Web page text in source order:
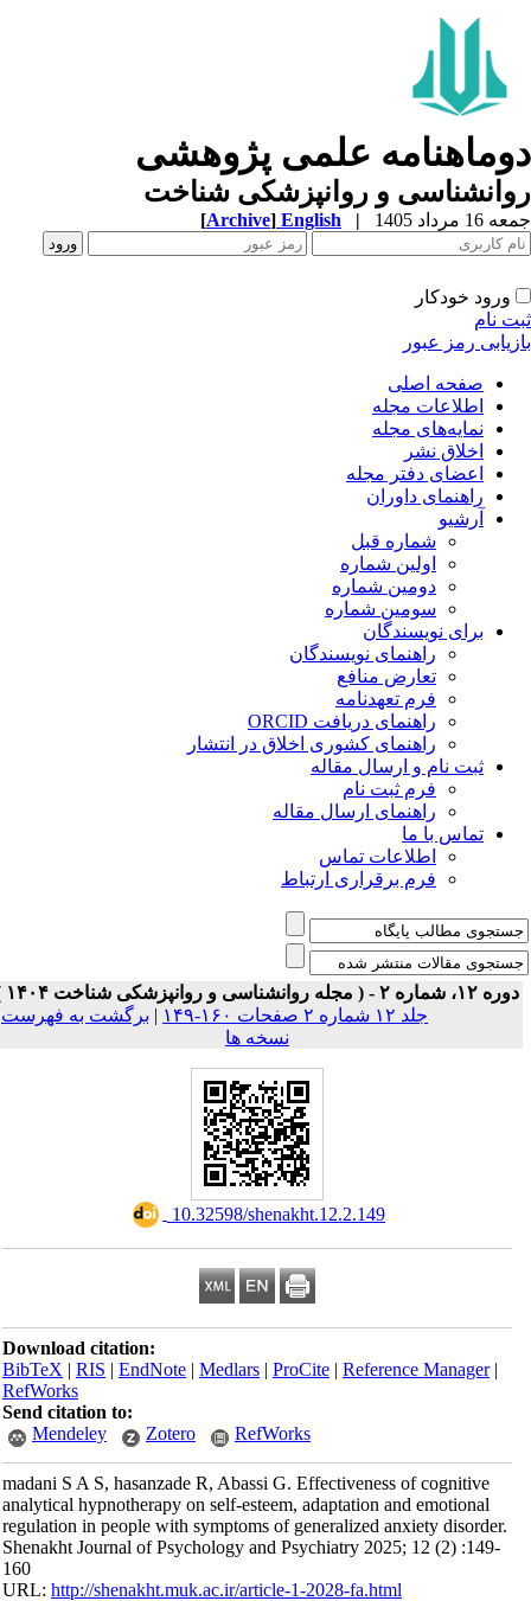
علمی پژوهشی
و روانپزشکی شناخت
مرداد 1405 |
English
[Archive]
ورود خودکار
نام
رمز عبور
صفحه اصلی
اطلاعات مجله
نمایه‌های مجله
اخلاق نشر
اعضای دفتر مجله
راهنمای داوران
آرشیو
شماره قبل
اولین شماره
دومین شماره
سومین شماره
برای نویسندگان
راهنمای نویسندگان
تعارض منافع
فرم تعهدنامه
راهنمای دریافت ORCID
راهنمای کشوری اخلاق در انتشار
ثبت نام و ارسال مقاله
فرم ثبت نام
راهنمای ارسال مقاله
تماس با ما
اطلاعات تماس
فرم برقراری ارتباط
شماره ۲ - ( مجله روانشناسی و روانپزشکی شناخت ۱۴۰۴ )
جلد ۱۲ شماره ۲ صفحات ۱۶۰-۱۴۹
| برگشت به فهرست
نسخه ها
‎ 10.32598/shenakht.12.2.149
Download citation:
BibTeX|RIS|EndNote|Medlars|ProCite|Reference Manager
RefWorks
Send citation to:
Mendeley
Zotero RefWorks
madani S A S, hasanzade R, Abassi G. Effectiveness of cognitive
analytical hypnotherapy on self-esteem, adaptation and emotional
regulation in people with symptoms of generalized anxiety disorder.
Shenakht Journal of Psychology and Psychiatry 2025; 12 (2) :149-
160
URL:http://shenakht.muk.ac.ir/article-1-2028-fa.html